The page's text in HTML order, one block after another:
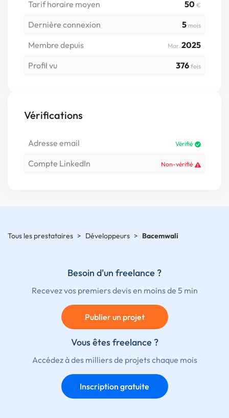
Tarif horaire moyen 50 €
Dernière connexion 5 mois
Membre depuis Mar. 2025
Profil vu
376 fois
Vérifications
Adresse email Vérifié
Compte LinkedIn Non-vérifié
Tous les prestataires > Développeurs > Bacemwali
Besoin d'un freelance ?
Recevez vos premiers devis en moins de 5 min
Publier un projet
Vous êtes freelance ?
Accédez à des milliers de projets chaque mois
Inscription gratuite